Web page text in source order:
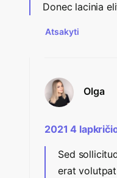
Donec lacinia
Atsakyti
Olga
2021 4
Sed
erat